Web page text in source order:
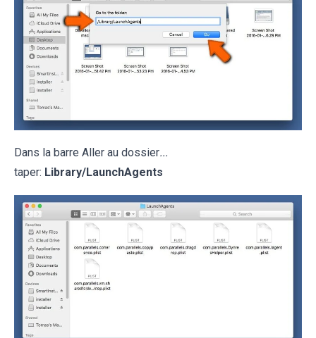
Dans la barre Aller au dossier...
taper: Library/LaunchAgents